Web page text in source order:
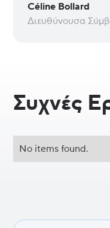
Céline Bollard
Διευθύνουσα
Συχνές
No items found.